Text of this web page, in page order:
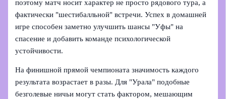
поэтому матч носит характер не просто рядового тура, а
фактически "шестибалльной" встречи. Успех в домашней
игре способен заметно улучшить шансы "Уфы" на
спасение и добавить команде психологической
устойчивости.
На финишной прямой чемпионата значимость каждого
результата возрастает в разы. Для "Урала" подобные
безголевые ничьи могут стать фактором, мешающим